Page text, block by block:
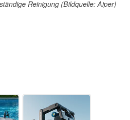
Reinigung (Bildquelle: Aiper)